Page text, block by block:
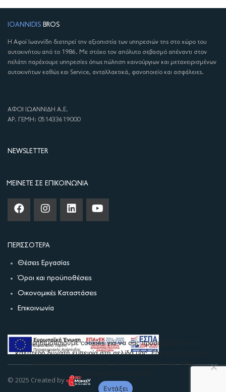
IOANNIDIS BROS
Η Αφοί Ιωαννίδη διατηρεί την αξιοπιστία των υπηρεσιών της στο χώρο του
αυτοκινήτου από το 1986. Με στόχο τον απόλυτο σεβασμό απέναντι στον
πελάτη παρέχουμε υπηρεσίες όπως πώληση καινούργιων και μεταχειρισμένων
αυτοκινήτων καθώς και Service, ανταλλακτικά, φανοποιείο και ασφάλειες.
ΑΦΟΙ ΙΩΑΝΝΙΔΗ Α.Ε.
ΑΡ. ΓΕΜΗ: 051433619000
NEWSLETTER
ΜΕΊΝΕΤΕ ΣΕ ΕΠΙΚΟΙΝΩΝΊΑ
ΠΕΡΙΣΣΌΤΕΡΑ
Θέσεις Εργασίας
Όροι και προϋποθέσεις
Οικονομικές Καταστάσεις
Επικοινωνία
© 2025 Created by
Χρησιμοποιούμε cookies για να σας προσφέρουμε την
καλύτερη δυνατή εμπειρία στη σελίδα μας. Εάν συνεχίσετε να
χρησιμοποιείτε τη σελίδα, θα υποθέσουμε πως είστε
Εντάξει